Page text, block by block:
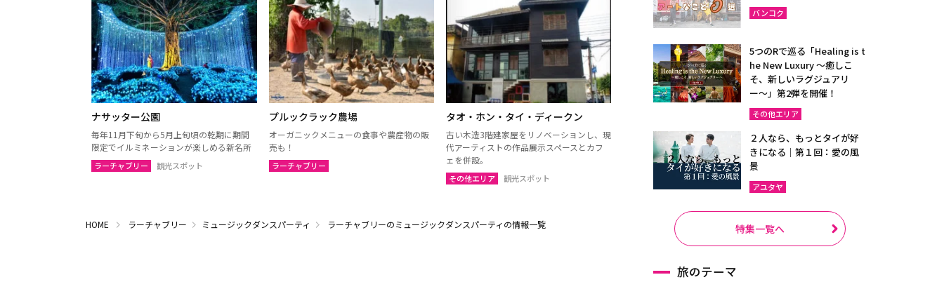
ナサッター公園
毎年11月下旬から5月上旬頃の乾期に期間
限定でイルミネーションが楽しめる新名所
ラーチャブリー 観光スポット
プルックラック農場
オーガニックメニューの食事や農産物の販
売も！
ラーチャブリー
タオ・ホン・タイ・ディークン
古い木造3階建家屋をリノベーションし、現
代アーティストの作品展示スペースとカフ
ェを併設。
その他エリア 観光スポット
HOME ラーチャブリー ミュージックダンスパーティ ラーチャブリーのミュージックダンスパーティの情報一覧
バンコク
5つのRで巡る「Healing is t
he New Luxury ～癒しこ
そ、新しいラグジュアリ
ー〜」第2弾を開催！
その他エリア
２人なら、もっとタイが好
きになる｜第１回：愛の風
景
アユタヤ
特集一覧へ
旅のテーマ